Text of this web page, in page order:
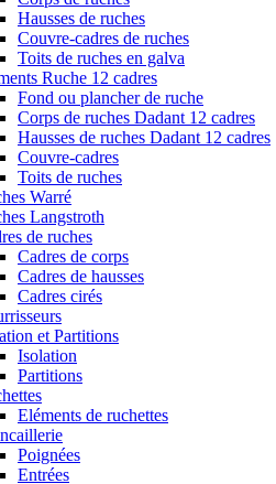
Hausses de ruches
Couvre-cadres de ruches
Toits de ruches en galva
Ruche 12 cadres
Fond ou plancher de ruche
Corps de ruches Dadant 12 cadres
Hausses de ruches Dadant 12 cadres
Couvre-cadres
Toits de ruches
Warré
Langstroth
de ruches
Cadres de corps
Cadres de hausses
Cadres cirés
et Partitions
Isolation
Partitions
Eléments de ruchettes
Poignées
Entrées